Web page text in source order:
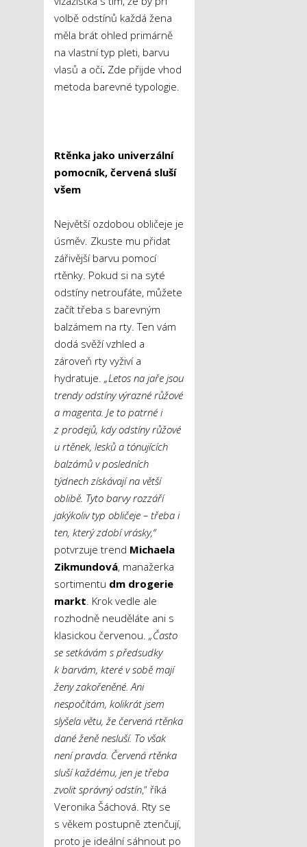
volbě odstínů každá žena
měla brát ohled primárně
na vlastní typ pleti, barvu
vlasů a očí. Zde přijde vhod
metoda barevné typologie.
Rtěnka jako univerzální
pomocník, červená sluší
všem
Největší ozdobou obličeje je
úsměv. Zkuste mu přidat
zářivější barvu pomocí
rtěnky. Pokud si na syté
odstíny netroufáte, můžete
začít třeba s barevným
balzámem na rty. Ten vám
dodá svěží vzhled a
zároveň rty vyživí a
hydratuje. „Letos na jaře jsou
trendy odstíny výrazné růžové
a magenta. Je to patrné i
z prodejů, kdy odstíny růžové
u rtěnek, lesků a tónujících
balzámů v posledních
týdnech získávají na větší
oblibě. Tyto barvy rozzáří
jakýkoliv typ obličeje – třeba i
ten, který zdobí vrásky,“
potvrzuje trend Michaela
Zikmundová, manažerka
sortimentu dm drogerie
markt. Krok vedle ale
rozhodně neuděláte ani s
klasickou červenou. „Často
se setkávám s předsudky
k barvám, které v sobě mají
ženy zakořeněné. Ani
nespočítám, kolikrát jsem
slyšela větu, že červená rtěnka
dané ženě nesluší. To však
není pravda. Červená rtěnka
sluší každému, jen je třeba
zvolit správný odstín,“ říká
Veronika Šáchová. Rty se
s věkem postupně ztenčují,
proto je ideální sáhnout po